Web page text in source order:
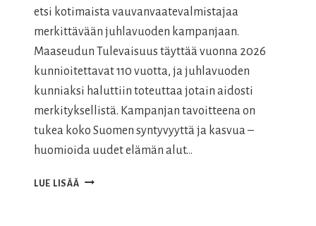
etsi kotimaista vauvanvaatevalmistajaa
merkittävään juhlavuoden kampanjaan.
Maaseudun Tulevaisuus täyttää vuonna 2026
kunnioitettavat 110 vuotta, ja juhlavuoden
kunniaksi haluttiin toteuttaa jotain aidosti
merkityksellistä. Kampanjan tavoitteena on
tukea koko Suomen syntyvyyttä ja kasvua –
huomioida uudet elämän alut…
LUE LISÄÄ MAASEUDUN